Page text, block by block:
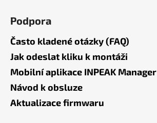
Podpora
Často kladené otázky (FAQ)
Jak odeslat kliku k montáži
Mobilní aplikace INPEAK Manager
Návod k obsluze
Aktualizace firmwaru